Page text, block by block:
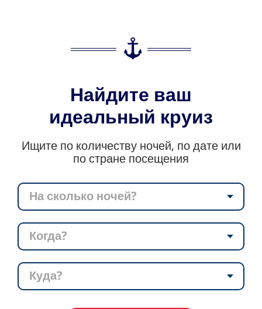
Найдите ваш
идеальный круиз
Ищите по количеству ночей, по дате или
по стране посещения
На сколько ночей?
Когда?
Куда?